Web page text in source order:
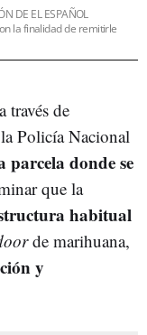
DE EL ESPAÑOL
la finalidad de remitirle
través de
Policía Nacional
parcela donde se
que la
habitual
de marihuana,
y